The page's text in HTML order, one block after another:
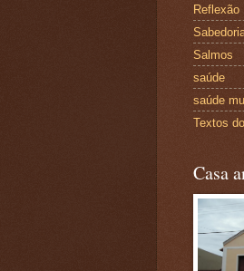
Reflexão
Salmos
saúde
saúde
Textos
Casa